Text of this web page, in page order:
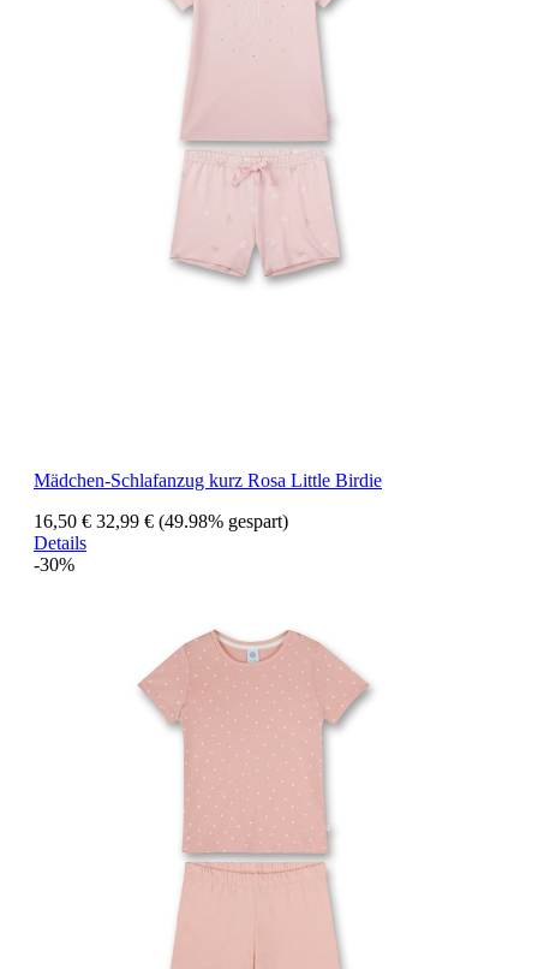
Mädchen-Schlafanzug kurz Rosa Little Birdie
16,50 € 32,99 € (49.98% gespart)
Details
-30%